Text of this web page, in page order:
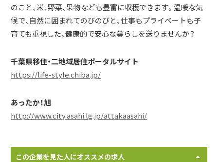
のこと、米、野菜、果物なども豊富に収穫できます。温暖な気
候で、自然に囲まれてのびのびと、仕事もプライベートも子
育ても重視した、健康的で安心な暮らしを送りませんか？
千葉県移住・二地域居住ポータルサイト
https://life-style.chiba.jp/
あったか！旭
http://www.city.asahi.lg.jp/attakaasahi/
この企業を見た人にオススメの求人